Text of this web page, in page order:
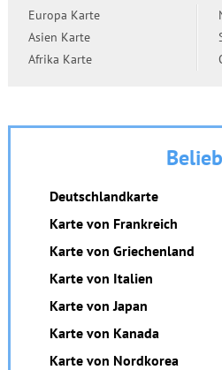
Europa Karte
Asien Karte
Afrika Karte
Deutschlandkarte
Karte von Frankreich
Karte von Griechenland
Karte von Italien
Karte von Japan
Karte von Kanada
Karte von Nordkorea